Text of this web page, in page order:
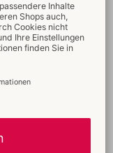
in feiner Netz-
und silberfarbenen